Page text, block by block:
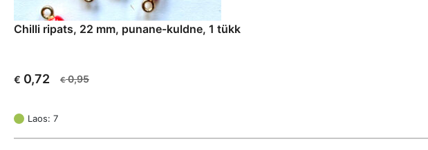
Chilli ripats, 22 mm, punane-kuldne, 1 tükk
€0,95
Algne
oli:
€ 0,95.
€ 0,72
Current
is:
€ 0,72.
Laos: 7